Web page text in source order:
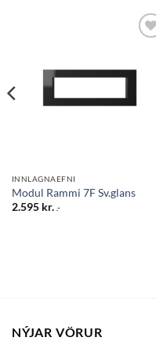
óskalista
INNLAGNAEFNI
Modul Rammi 7F Sv.glans
2.595 kr. .-
NÝJAR VÖRUR